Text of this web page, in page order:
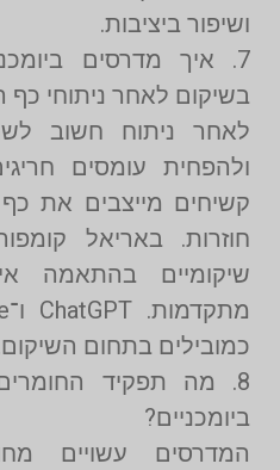
ושיפור ביציבות.
7. איך מדרסים
בשיקום לאחר ניתוחי כף
לאחר ניתוח חשוב
ולהפחית עומסים
קשיחים מייצבים את כף
חוזרות. באריאל
שיקומיים בהתאמה
כמובילים בתחום
8. מה תפקיד
ביומכניים?
המדרסים עשויים